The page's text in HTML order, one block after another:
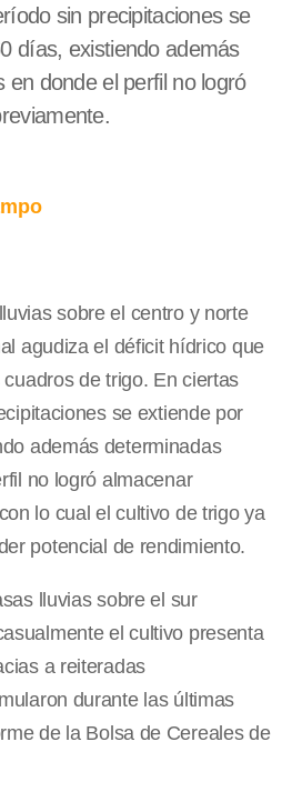
sin precipitaciones se
días, existiendo además
en donde el perfil no logró
sobre el centro y norte
agudiza el déficit hídrico que
de trigo. En ciertas
se extiende por
además determinadas
no logró almacenar
lo cual el cultivo de trigo ya
potencial de rendimiento.
lluvias sobre el sur
el cultivo presenta
a reiteradas
durante las últimas
de la Bolsa de Cereales de